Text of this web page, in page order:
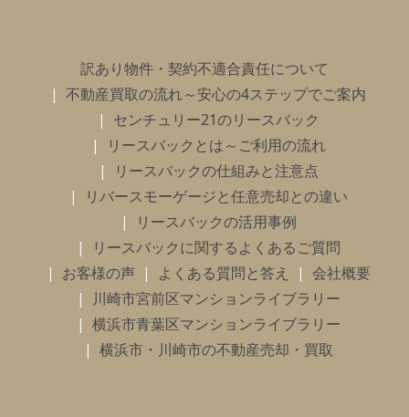
訳あり物件・契約不適合責任について
不動産買取の流れ～安心の4ステップでご案内
センチュリー21のリースバック
リースバックとは～ご利用の流れ
リースバックの仕組みと注意点
リバースモーゲージと任意売却との違い
リースバックの活用事例
リースバックに関するよくあるご質問
お客様の声
よくある質問と答え
会社概要
川崎市宮前区マンションライブラリー
横浜市青葉区マンションライブラリー
横浜市・川崎市の不動産売却・買取